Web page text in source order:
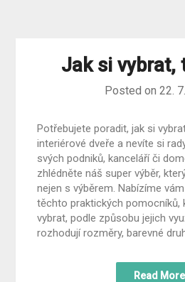
Jak si vybrat,
Posted on 22.
Potřebujete poradit, jak si
interiérové dveře a nevíte si
svých podniků, kanceláří či
zhlédněte náš super výběr,
nejen s výběrem. Nabízíme
těchto praktických pomocníků,
vybrat, podle způsobu jejich
rozhodují rozměry, barevné
Read More